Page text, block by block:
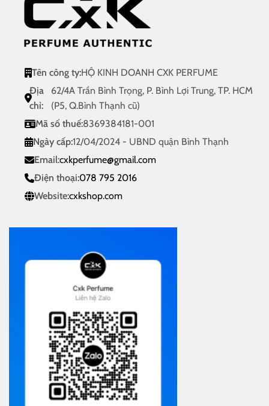
Tên công ty:HỘ KINH DOANH CXK PERFUME
Địa
chỉ:
62/4A Trần Bình Trọng, P. Bình Lợi Trung, TP. HCM
(P5, Q.Bình Thạnh cũ)
Mã số thuế:8369384181-001
Ngày cấp:12/04/2024 - UBND quận Bình Thạnh
Email:cxkperfume@gmail.com
Điện thoại:078 795 2016
Website:cxkshop.com